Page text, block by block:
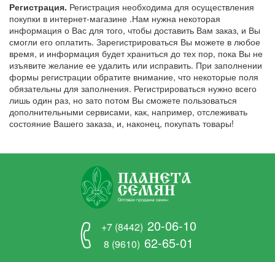
Регистрация. Регистрация необходима для осуществления
покупки в интернет-магазине .Нам нужна некоторая
информация о Вас для того, чтобы доставить Вам заказ, и Вы
смогли его оплатить. Зарегистрироваться Вы можете в любое
время, и информация будет храниться до тех пор, пока Вы не
изъявите желание ее удалить или исправить. При заполнении
формы регистрации обратите внимание, что некоторые поля
обязательны для заполнения. Регистрироваться нужно всего
лишь один раз, но зато потом Вы сможете пользоваться
дополнительными сервисами, как, например, отслеживать
состояние Вашего заказа, и, наконец, покупать товары!
+7 (8442) 20-06-10
8 (9610) 62-65-01